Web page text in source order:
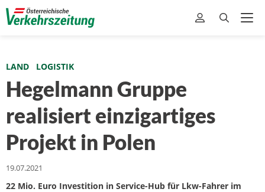
LAND LOGISTIK
Hegelmann Gruppe
realisiert einzigartiges
Projekt in Polen
19.07.2021
22 Mio. Euro Investition in Service-Hub für Lkw-Fahrer im